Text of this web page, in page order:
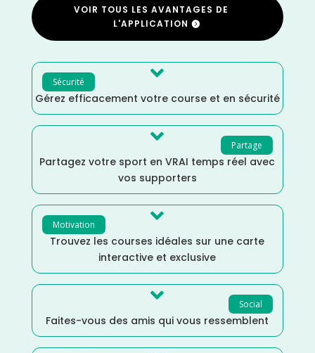
VOIR TOUS LES AVANTAGES DE
L'APPLICATION
Sécurité 
Gérez efficacement votre course et en sécurité
Partage

Partagez votre sport en VRAI temps réel avec
vos supporters
Motivation 
Trouvez les courses idéales sur une carte
interactive et exclusive
Social

Faites-vous des amis qui vous ressemblent